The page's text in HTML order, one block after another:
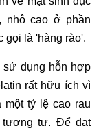
nhô cao ở phần
gọi là 'hàng rào'.
sử dụng hỗn hợp
rất hữu ích vì
tỷ lệ cao rau
tương tự. Để đạt